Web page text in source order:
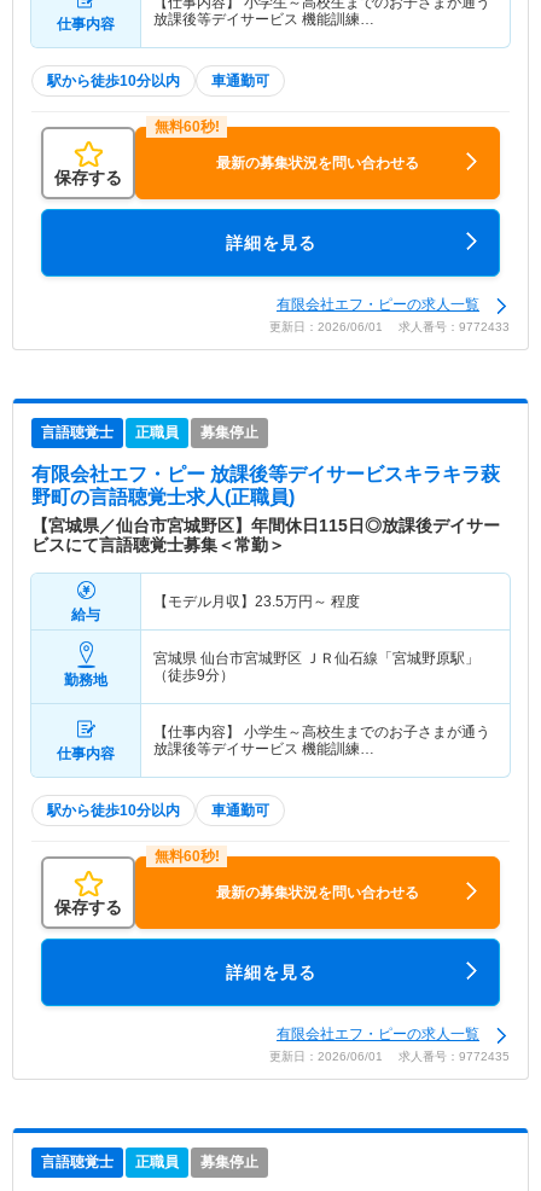
仕事内容
放課後等デイサービス 機能訓練…
駅から徒歩10分以内 車通勤可
保存する
最新の募集状況を問い合わせる
詳細を見る
有限会社エフ・ピーの求人一覧
更新日：2026/06/01 求人番号：9772433
言語聴覚士 正職員 募集停止
有限会社エフ・ピー 放課後等デイサービスキラキラ萩
野町の言語聴覚士求人(正職員)
【宮城県／仙台市宮城野区】年間休日115日◎放課後デイサー
ビスにて言語聴覚士募集＜常勤＞
給与
【モデル月収】 23.5万円～ 程度
勤務地
宮城県 仙台市宮城野区 ＪＲ仙石線「宮城野原駅」
（徒歩9分）
仕事内容
【仕事内容】 小学生～高校生までのお子さまが通う
放課後等デイサービス 機能訓練…
駅から徒歩10分以内 車通勤可
保存する
最新の募集状況を問い合わせる
詳細を見る
有限会社エフ・ピーの求人一覧
更新日：2026/06/01 求人番号：9772435
言語聴覚士 正職員 募集停止